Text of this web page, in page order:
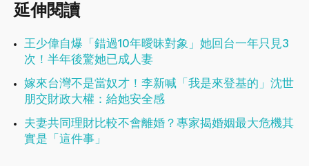
延伸閱讀
王少偉自爆「錯過10年曖昧對象」她回台一年只見3
次！半年後驚她已成人妻
嫁來台灣不是當奴才！李新喊「我是來登基的」沈世
朋交財政大權：給她安全感
夫妻共同理財比較不會離婚？專家揭婚姻最大危機其
實是「這件事」